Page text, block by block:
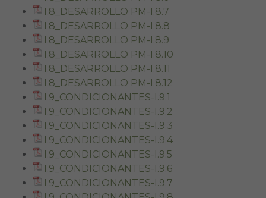
I.8_DESARROLLO PM-I.8.7
I.8_DESARROLLO PM-I.8.8
I.8_DESARROLLO PM-I.8.9
I.8_DESARROLLO PM-I.8.10
I.8_DESARROLLO PM-I.8.11
I.8_DESARROLLO PM-I.8.12
I.9_CONDICIONANTES-I.9.1
I.9_CONDICIONANTES-I.9.2
I.9_CONDICIONANTES-I.9.3
I.9_CONDICIONANTES-I.9.4
I.9_CONDICIONANTES-I.9.5
I.9_CONDICIONANTES-I.9.6
I.9_CONDICIONANTES-I.9.7